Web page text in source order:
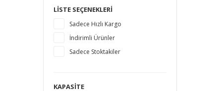
PLEXTOR
PNY
SAMSUNG
SANDISK
SILICON POWER
LISTE SEÇENEKLERI
Sadece Hızlı Kargo
İndirimli Ürünler
Sadece Stoktakiler
KAPASITE